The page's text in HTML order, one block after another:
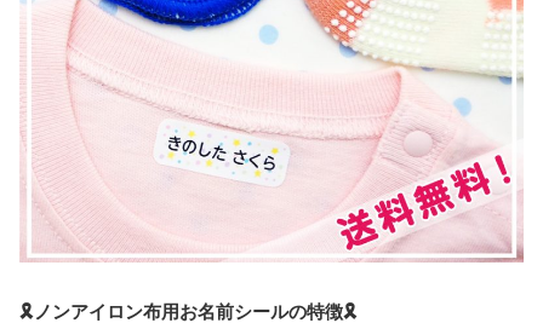
🎗ノンアイロン布用お名前シールの特徴🎗